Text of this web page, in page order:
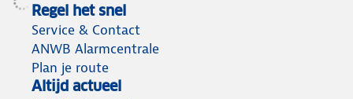
Regel het snel
Service & Contact
ANWB Alarmcentrale
Plan je route
Altijd actueel